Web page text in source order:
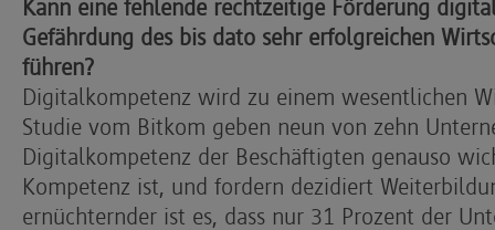
Kann eine fehlende rechtzeitige Förderung
Gefährdung des bis dato sehr erfolgreichen
führen?
Digitalkompetenz wird zu einem wesentlichen
Studie vom Bitkom geben neun von zehn
Digitalkompetenz der Beschäftigten genauso
Kompetenz ist, und fordern dezidiert
ernüchternder ist es, dass nur 31 Prozent der